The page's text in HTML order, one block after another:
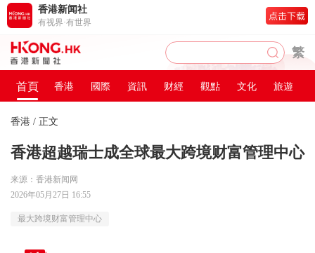
繁
首頁 香港 國際 資訊 财經 觀點 文化 旅遊
香港 / 正文
香港超越瑞士成全球最大跨境财富管理中心
来源：香港新闻网
2026年05月27日 16:55
最大跨境财富管理中心
香港新闻社
有视界·有世界